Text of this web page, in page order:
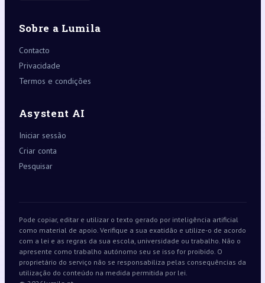
Sobre a Lumila
Contacto
Privacidade
Termos e condições
Asystent AI
Iniciar sessão
Criar conta
Pesquisar
Pode copiar, editar e utilizar o texto gerado por inteligência artificial
como material de apoio. Verifique a sua exatidão e utilize-o de acordo
com a lei e as regras da sua escola, universidade ou trabalho. Não o
apresente como trabalho autónomo seu se isso for proibido. O
proprietário do serviço não se responsabiliza pelas consequências da
utilização do conteúdo na medida permitida por lei.